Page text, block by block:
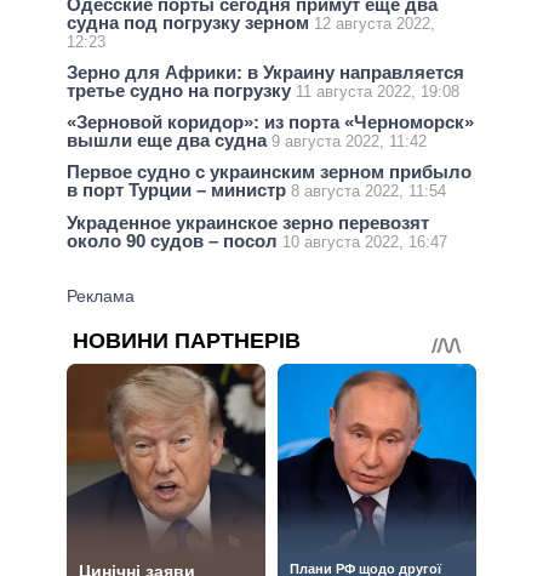
судна под погрузку зерном 12 августа 2022,
12:23
Зерно для Африки: в Украину направляется
третье судно на погрузку 11 августа 2022, 19:08
«Зерновой коридор»: из порта «Черноморск»
вышли еще два судна 9 августа 2022, 11:42
Первое судно с украинским зерном прибыло
в порт Турции – министр 8 августа 2022, 11:54
Украденное украинское зерно перевозят
около 90 судов – посол 10 августа 2022, 16:47